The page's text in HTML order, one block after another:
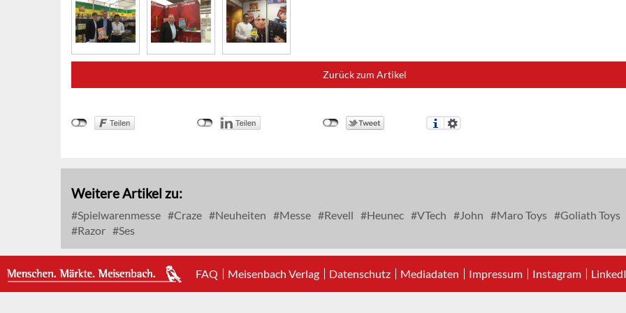
Zurück zum Artikel
Weitere Artikel zu:
Spielwarenmesse Craze Neuheiten Messe Revell Heunec VTech John Maro Toys
Goliath Toys
Razor
Ses
FAQ Meisenbach Verlag Datenschutz Mediadaten Impressum Instagram